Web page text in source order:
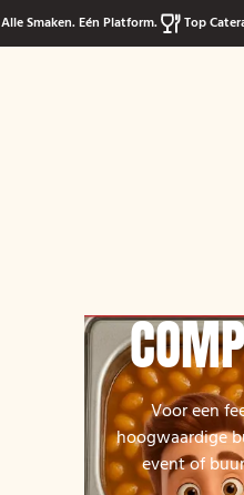
Alle Smaken. Eén Platform. Top
Voor een
hoogwaardige
event of